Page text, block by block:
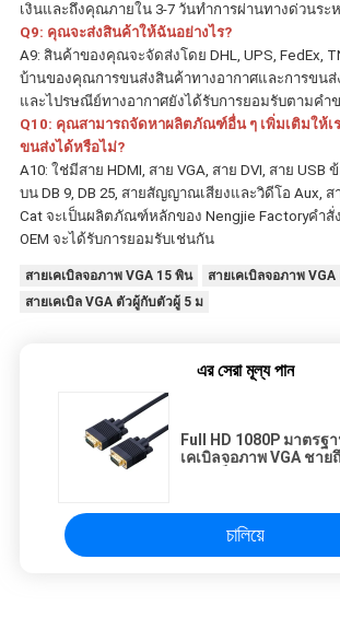
เงินและถึงคุณภายใน 3-7 วันทำการผ่านทางด่วนระ
Q9: คุณจะส่งสินค้าให้ฉันอย่างไร?
A9: สินค้าของคุณจะจัดส่งโดย DHL, UPS, FedEx,
บ้านของคุณการขนส่งสินค้าทางอากาศและการขนส่
และไปรษณีย์ทางอากาศยังได้รับการยอมรับตามคำ
Q10: คุณสามารถจัดหาผลิตภัณฑ์อื่น ๆ เพิ่มเติมให้เ
ขนส่งได้หรือไม่?
A10: ใช่มีสาย HDMI, สาย VGA, สาย DVI, สาย
บน DB 9, DB 25, สายสัญญาณเสียงและวิดีโอ Aux, ส
Cat จะเป็นผลิตภัณฑ์หลักของ Nengjie Factoryคำสั่
OEM จะได้รับการยอมรับเช่นกัน
สายเคเบิลจอภาพ VGA 15 พิน
สายเคเบิลจอภาพ VGA
สายเคเบิล VGA ตัวผู้กับตัวผู้ 5 ม
এর সেরা মূল্য পান
Full HD 1080P มาตรฐ
เคเบิลจอภาพ VGA ชาย
চালিয়ে